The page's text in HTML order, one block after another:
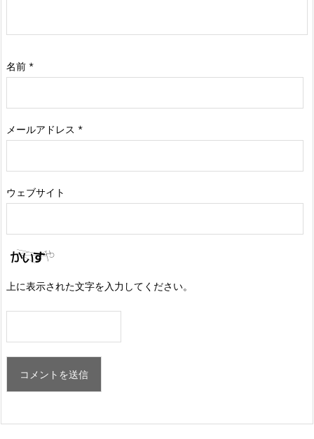
名前 *
メールアドレス *
ウェブサイト
上に表示された文字を入力してください。